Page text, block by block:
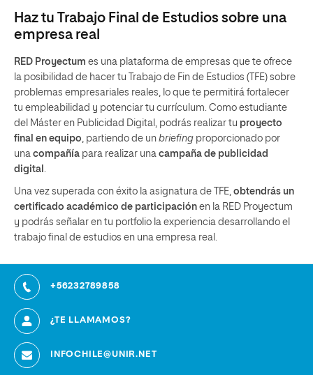
Haz tu Trabajo Final de Estudios sobre una
empresa real
RED Proyectum es una plataforma de empresas que te ofrece
la posibilidad de hacer tu Trabajo de Fin de Estudios (TFE) sobre
problemas empresariales reales, lo que te permitirá fortalecer
tu empleabilidad y potenciar tu currículum. Como estudiante
del Máster en Publicidad Digital, podrás realizar tu proyecto
final en equipo, partiendo de un briefing proporcionado por
una compañía para realizar una campaña de publicidad
digital .
Una vez superada con éxito la asignatura de TFE, obtendrás un
certificado académico de participación en la RED Proyectum
y podrás señalar en tu portfolio la experiencia desarrollando el
trabajo final de estudios en una empresa real.
+56232789858
¿TE LLAMAMOS?
INFOCHILE@UNIR.NET